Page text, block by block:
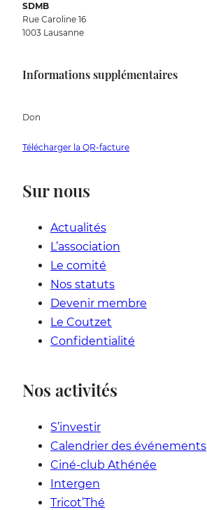
SDMB
Rue Caroline 16
1003 Lausanne
Informations supplémentaires
Don
Télécharger la QR-facture
Sur nous
Actualités
L’association
Le comité
Nos statuts
Devenir membre
Le Coutzet
Confidentialité
Nos activités
S’investir
Calendrier des événements
Ciné-club Athénée
Intergen
Tricot’Thé